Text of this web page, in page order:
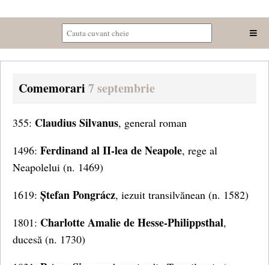
Comemorari 7 septembrie
355: Claudius Silvanus, general roman
1496: Ferdinand al II-lea de Neapole, rege al
Neapolelui (n. 1469)
1619: Ștefan Pongrácz, iezuit transilvănean (n. 1582)
1801: Charlotte Amalie de Hesse-Philippsthal,
ducesă (n. 1730)